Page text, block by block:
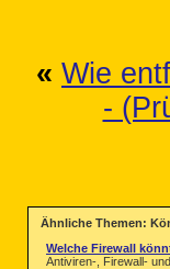
« Wie
-
Ähnliche Themen:
Welche Firewall
Antiviren-, Firewall-